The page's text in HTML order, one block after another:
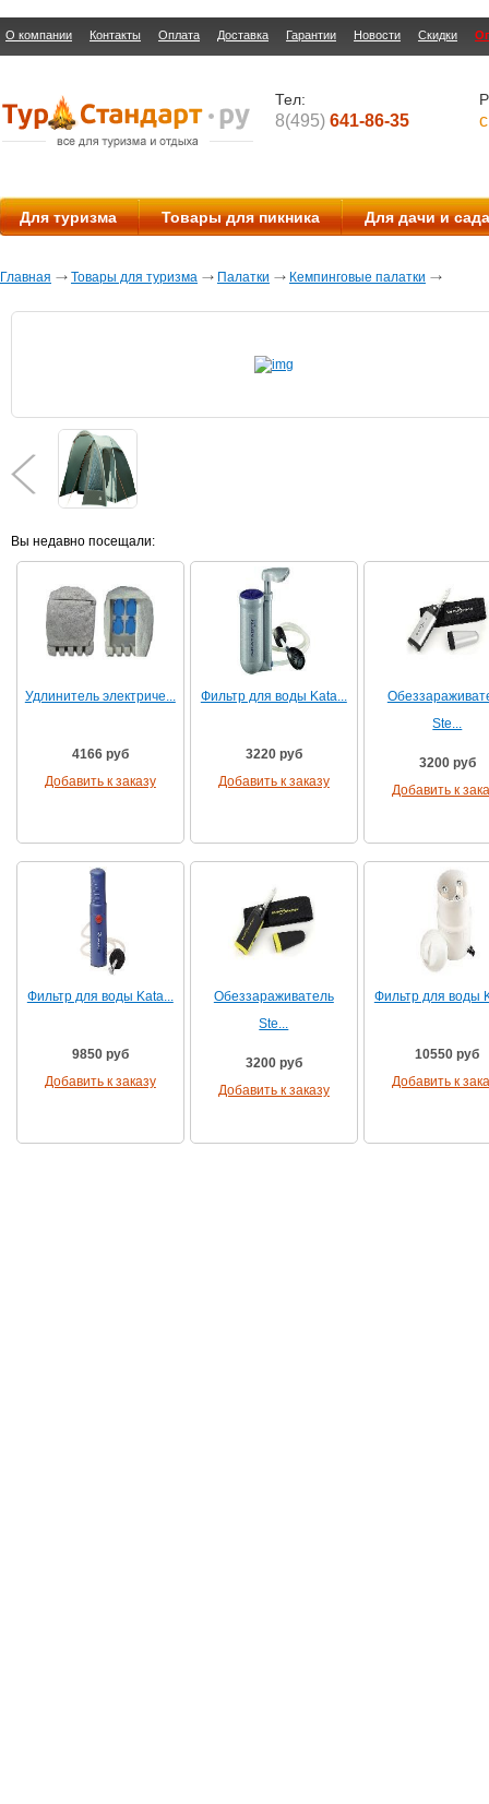
О компании Контакты Оплата Доставка Гарантии Новости Скидки
Тел:
8(495) 641-86-35
Для туризма Товары для пикника Для дачи и сада
Главная Товары для туризма Палатки Кемпинговые палатки
Вы недавно посещали:
Удлинитель электриче...
4166 руб
Добавить к заказу
Фильтр для воды Kata...
3220 руб
Добавить к заказу
Ste...
3200 руб
Добавить к
Фильтр для воды Kata...
9850 руб
Добавить к заказу
Обеззараживатель
Ste...
3200 руб
Добавить к заказу
Фильтр для воды
10550 руб
Добавить к